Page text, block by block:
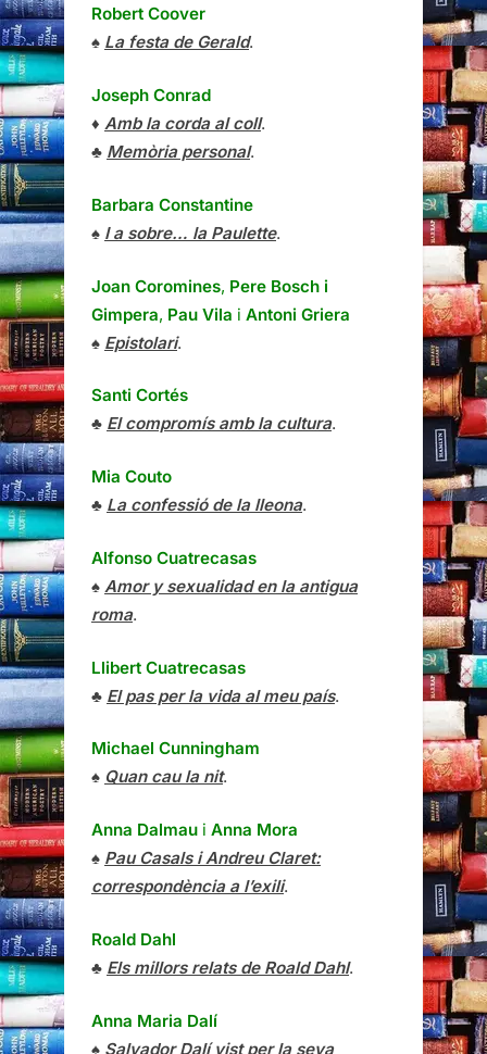
Robert Coover
♠ La festa de Gerald.
Joseph Conrad
♦ Amb la corda al coll.
♣ Memòria personal.
Barbara Constantine
♠ I a sobre… la Paulette.
Joan Coromines, Pere Bosch i
Gimpera, Pau Vila i Antoni Griera
♠ Epistolari.
Santi Cortés
♣ El compromís amb la cultura.
Mia Couto
♣ La confessió de la lleona.
Alfonso Cuatrecasas
♠ Amor y sexualidad en la antigua
roma.
Llibert Cuatrecasas
♣ El pas per la vida al meu país.
Michael Cunningham
♠ Quan cau la nit.
Anna Dalmau i Anna Mora
♠ Pau Casals i Andreu Claret:
correspondència a l’exili.
Roald Dahl
♣ Els millors relats de Roald Dahl.
Anna Maria Dalí
♠ Salvador Dalí vist per la seva